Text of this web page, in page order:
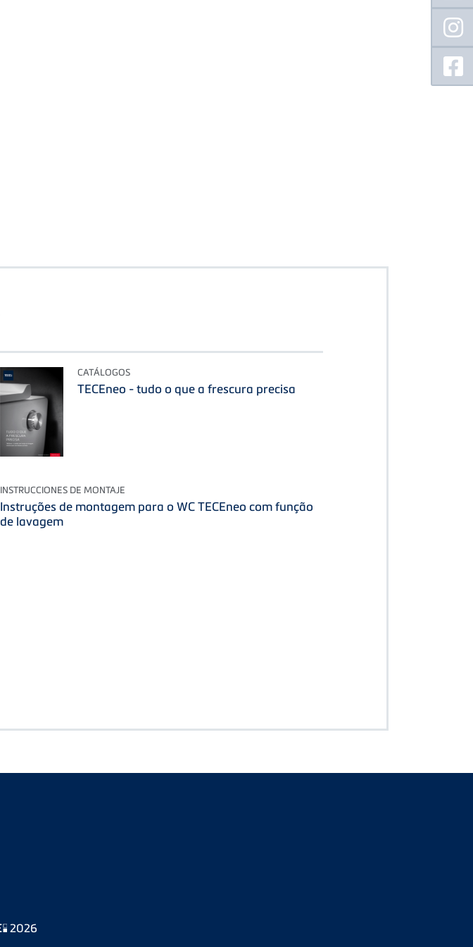
CATÁLOGOS
TECEneo - tudo o que a frescura precisa
INSTRUCCIONES DE MONTAJE
Instruções de montagem para o WC TECEneo com função
de lavagem
2026